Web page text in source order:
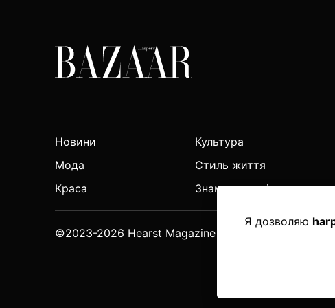
Я дозволяю
Новини
Мода
Краса
Культура
Стиль життя
Знаменитості
©2023-2026 Hearst Magazine Media, Inc. All Rights